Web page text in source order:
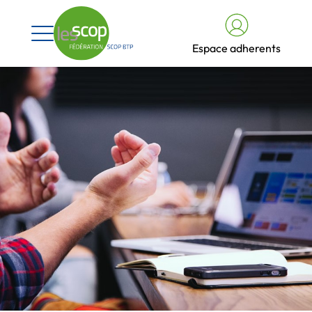
Espace adherents